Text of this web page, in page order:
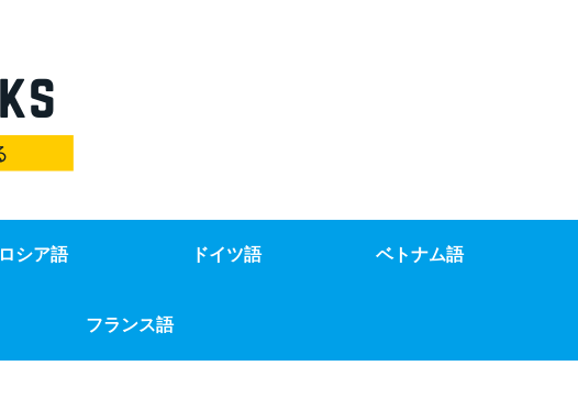
ロシア語 ドイツ語 ベトナム語
フランス語